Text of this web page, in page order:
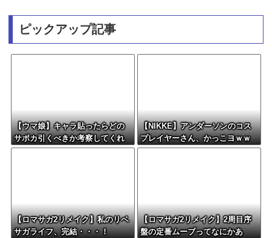
ピックアップ記事
【ウマ娘】キャラ貼ったらどの
サポカ引くべきか考察してくれ
るツールない？
【NIKKE】アンダーソンのコス
プレイヤーさん、かっこヨｗｗ
ｗｗｗｗ
【ロマサガ2リメイク】私のリベ
サガライフ、完結・・・！
【ロマサガ2リメイク】2周目序
盤の定番ムーブってなにかあ